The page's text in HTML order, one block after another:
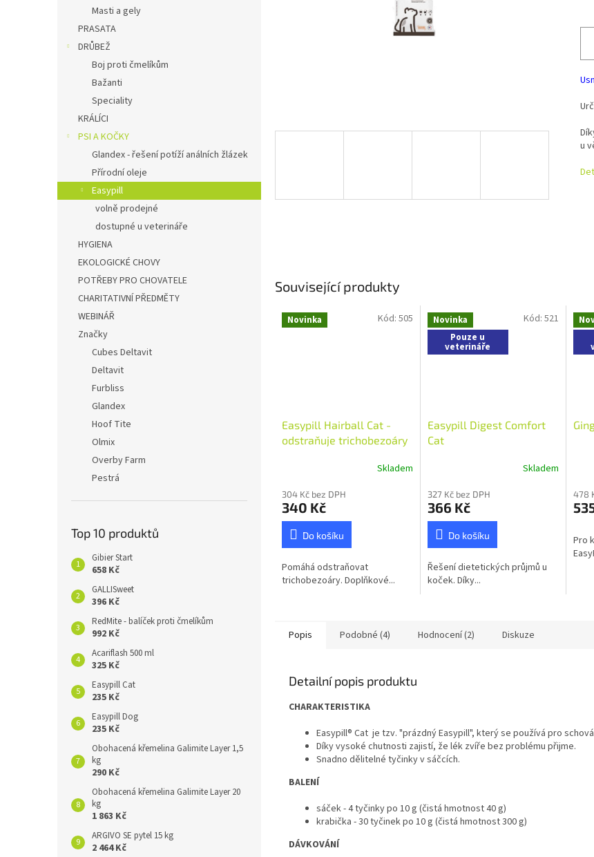
Masti a gely
PRASATA
DRŮBEŽ
Boj proti čmelíkům
Bažanti
Speciality
KRÁLÍCI
PSI A KOČKY
Glandex - řešení potíží análních žlázek
Přírodní oleje
Easypill
volně prodejné
dostupné u veterináře
HYGIENA
EKOLOGICKÉ CHOVY
POTŘEBY PRO CHOVATELE
CHARITATIVNÍ PŘEDMĚTY
WEBINÁŘ
Značky
Cubes Deltavit
Deltavit
Furbliss
Glandex
Hoof Tite
Olmix
Overby Farm
Pestrá
Top 10 produktů
Gibier Start
658 Kč
GALLISweet
396 Kč
RedMite - balíček proti čmelíkům
992 Kč
Acariflash 500 ml
325 Kč
Easypill Cat
235 Kč
Easypill Dog
235 Kč
Obohacená křemelina Galimite Layer 1,5
kg
290 Kč
Obohacená křemelina Galimite Layer 20
kg
1 863 Kč
ARGIVO SE pytel 15 kg
2 464 Kč
u
Související produkty
Novinka
Easypill Hairball Cat -
odstraňuje trichobezoáry
Skladem
304 Kč bez DPH
340 Kč
Do košíku
Pomáhá odstraňovat
trichobezoáry. Doplňkové...
Kód: 505
Novinka
Pouze u
veterináře
Easypill Digest Comfort
Cat
Skladem
327 Kč bez DPH
366 Kč
Do košíku
Řešení dietetických průjmů u
koček. Díky...
Kód: 521
478
Pro
Popis Podobné (4) Hodnocení (2) Diskuze
Detailní popis produktu
CHARAKTERISTIKA
Easypill® Cat je tzv. "prázdný Easypill", který se používá pro
Díky vysoké chutnosti zajistí, že lék zvíře bez problému přijme.
Snadno dělitelné tyčinky v sáčcích.
BALENÍ
sáček - 4 tyčinky po 10 g (čistá hmotnost 40 g)
krabička - 30 tyčinek po 10 g (čistá hmotnost 300 g)
DÁVKOVÁNÍ